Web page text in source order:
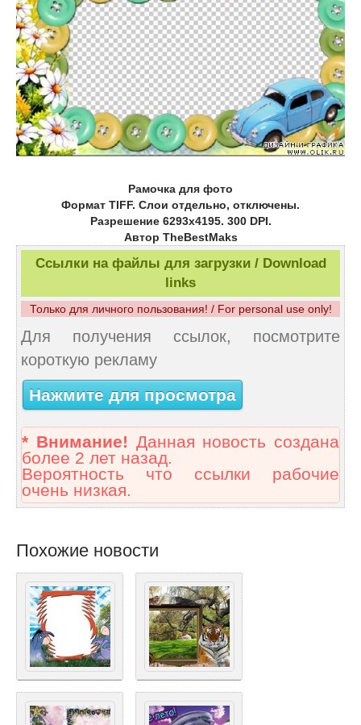
Рамочка для фото
Формат TIFF. Слои отдельно, отключены.
Разрешение 6293х4195. 300 DPI.
Автор TheBestMaks
Ссылки на файлы для загрузки / Download
links
Только для личного пользования! / For personal use only!
Для получения ссылок, посмотрите
короткую рекламу
Нажмите для просмотра
* Внимание! Данная новость создана
более 2 лет назад.
Вероятность что ссылки рабочие
очень низкая.
Похожие новости